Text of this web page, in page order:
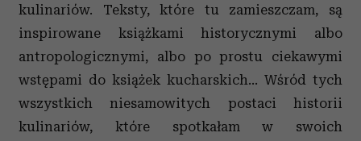
kulinariów. Teksty, które tu zamieszczam, są
inspirowane książkami historycznymi albo
antropologicznymi, albo po prostu ciekawymi
wstępami do książek kucharskich… Wśród tych
wszystkich niesamowitych postaci historii
kulinariów, które spotkałam w swoich